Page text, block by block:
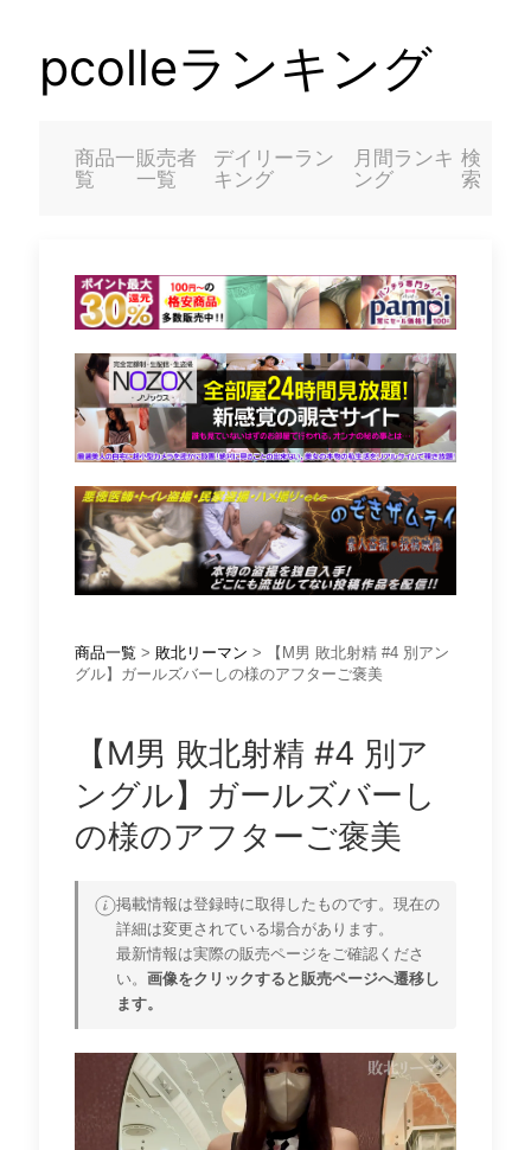
pcolleランキング
商品一
覧
販売者
一覧
デイリーラン
キング
月間ランキ
ング
検
索
商品一覧 > 敗北リーマン > 【M男 敗北射精 #4 別アン
グル】ガールズバーしの様のアフターご褒美
【M男 敗北射精 #4 別ア
ングル】ガールズバーし
の様のアフターご褒美
掲載情報は登録時に取得したものです。現在の
詳細は変更されている場合があります。
最新情報は実際の販売ページをご確認くださ
い。 画像をクリックすると販売ページへ遷移し
ます。